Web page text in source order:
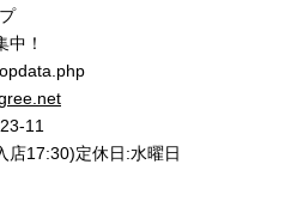
！
11
17:30)定休日:水曜日